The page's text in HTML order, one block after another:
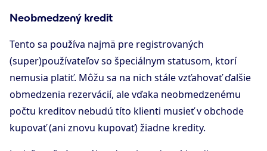
Neobmedzený kredit
Tento sa používa najmä pre registrovaných
(super)používateľov so špeciálnym statusom, ktorí
nemusia platiť. Môžu sa na nich stále vzťahovať ďalšie
obmedzenia rezervácií, ale vďaka neobmedzenému
počtu kreditov nebudú títo klienti musieť v obchode
kupovať (ani znovu kupovať) žiadne kredity.